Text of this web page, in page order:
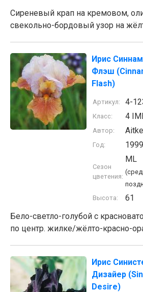
Сиреневый крап на кремовом,
свекольно-бордовый узор на
Ирис
Флэш
Flash)
Артикул: 4-
Класс: 4
Автор:
Год: 1999
Сезон
цветения:
ML
Высота:
61
Бело-светло-голубой с
по центр. жилке/жёлто-красно-
Ирис
Дизайер
Desire)